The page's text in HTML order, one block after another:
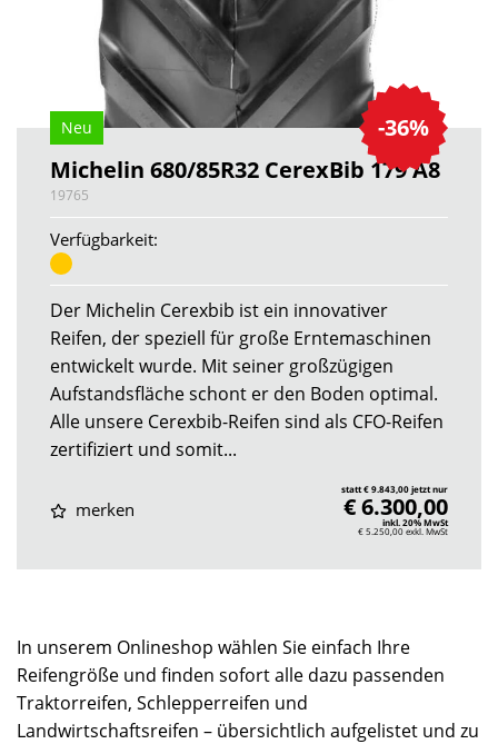
-36%
Neu
Michelin 680/85R32 CerexBib 179 A8
19765
Verfügbarkeit:
Der Michelin Cerexbib ist ein innovativer
Reifen, der speziell für große Erntemaschinen
entwickelt wurde. Mit seiner großzügigen
Aufstandsfläche schont er den Boden optimal.
Alle unsere Cerexbib-Reifen sind als CFO-Reifen
zertifiziert und somit...
merken
statt € 9.843,00 jetzt nur
€ 6.300,00
inkl. 20% MwSt
€ 5.250,00exkl. MwSt
In unserem Onlineshop wählen Sie einfach Ihre
Reifengröße und finden sofort alle dazu passenden
Traktorreifen, Schlepperreifen und
Landwirtschaftsreifen – übersichtlich aufgelistet und zu